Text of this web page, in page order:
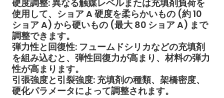
硬度調整: 異なる触媒レベルまたは充填剤負荷を
使用して、ショア A 硬度を柔らかいもの (約 10
ショア A) から硬いもの (最大 80 ショア A) まで
調整できます。
弾力性と回復性: フュームドシリカなどの充填剤
を組み込むと、弾性回復力が高まり、材料の弾力
性が高まります。
引張強度と引裂強度: 充填剤の種類、架橋密度、
硬化パラメータによって調整されます。